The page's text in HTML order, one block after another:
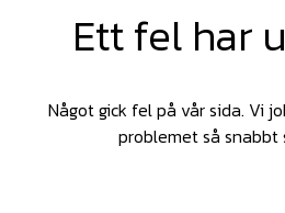
Ett fel har
Något gick fel på vår sida. Vi
problemet så snabbt